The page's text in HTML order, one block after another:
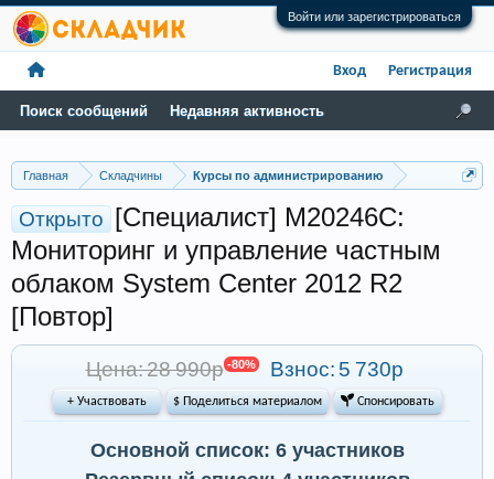
Войти или зарегистрироваться
Главная Складчины Курсы по администрированию
Открыто [Специалист] M20246C:
Мониторинг и управление частным
облаком System Center 2012 R2
[Повтор]
Цена: 28 990р -80% Взнос: 5 730р
+ Участвовать $ Поделиться материалом  Спонсировать
Основной список: 6 участников
Поиск сообщений Недавняя активность
Вход Регистрация